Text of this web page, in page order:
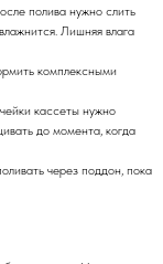
полива нужно слить
Лишняя влага
комплексными
кассеты нужно
до момента, когда
через поддон, пока